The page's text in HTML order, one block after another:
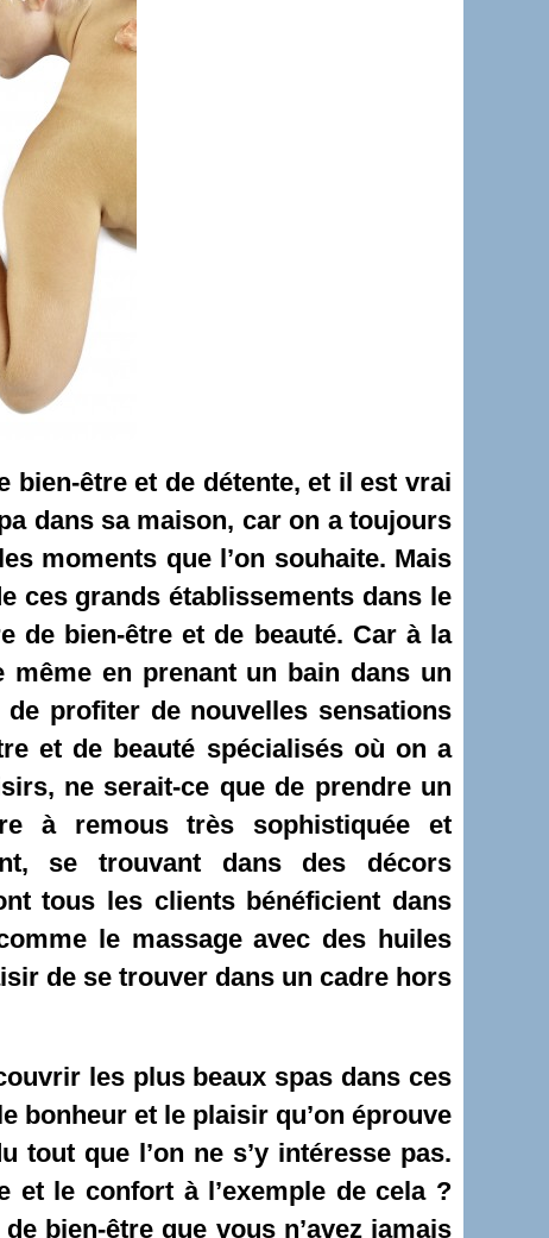
bien-être et de détente, et il est vrai
dans sa maison, car on a toujours
moments que l’on souhaite. Mais
ces grands établissements dans le
de bien-être et de beauté. Car à la
en prenant un bain dans un
de profiter de nouvelles sensations
et de beauté spécialisés où on a
ne serait-ce que de prendre un
à remous très sophistiquée et
se trouvant dans des décors
tous les clients bénéficient dans
le massage avec des huiles
de se trouver dans un cadre hors
les plus beaux spas dans ces
bonheur et le plaisir qu’on éprouve
tout que l’on ne s’y intéresse pas.
le confort à l’exemple de cela ?
bien-être que vous n’avez jamais